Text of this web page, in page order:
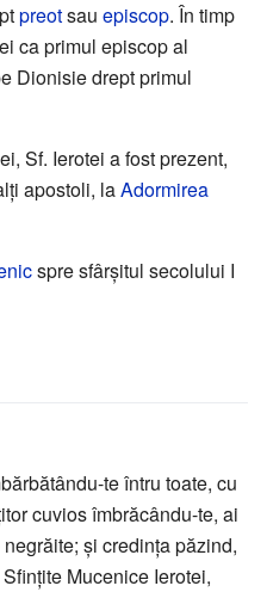
preotsau episcop. În timp
ca primul episcop al
Dionisie drept primul
Sf. Ierotei a fost prezent,
apostoli, laAdormirea
spre sfârșitul secolului I
te întru toate, cu
cuvios îmbrăcându-te, ai
și credința păzind,
Mucenice Ierotei,